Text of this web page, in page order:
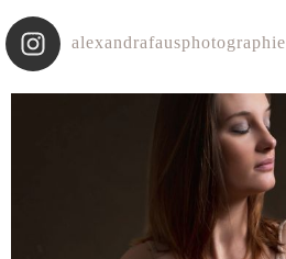
alexandrafausphotographie